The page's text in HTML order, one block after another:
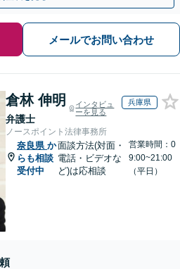
メールでお問い合わせ
倉林 伸明
弁護士
インタビュ
ーを見る
兵庫県
ノースポイント法律事務所
奈良県 か
らも相談
受付中
面談方法(対面・
電話・ビデオな
ど)は応相談
営業時間：0
9:00~21:00
（平日）